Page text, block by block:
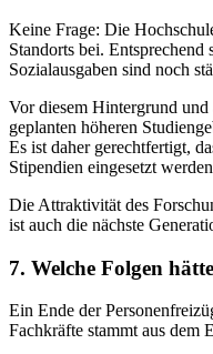
Keine Frage: Die
Standorts bei.
Sozialausgaben sind noch
Vor diesem Hintergrund und
geplanten höheren
Es ist daher gerechtfertigt,
Stipendien eingesetzt
Die Attraktivität des
ist auch die nächste
7. Welche Folgen
Ein Ende der
Fachkräfte stammt aus